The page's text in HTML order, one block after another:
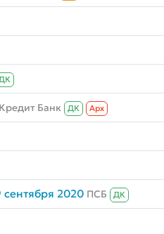
Банк ДК Aрх
2020 ПСБ ДК